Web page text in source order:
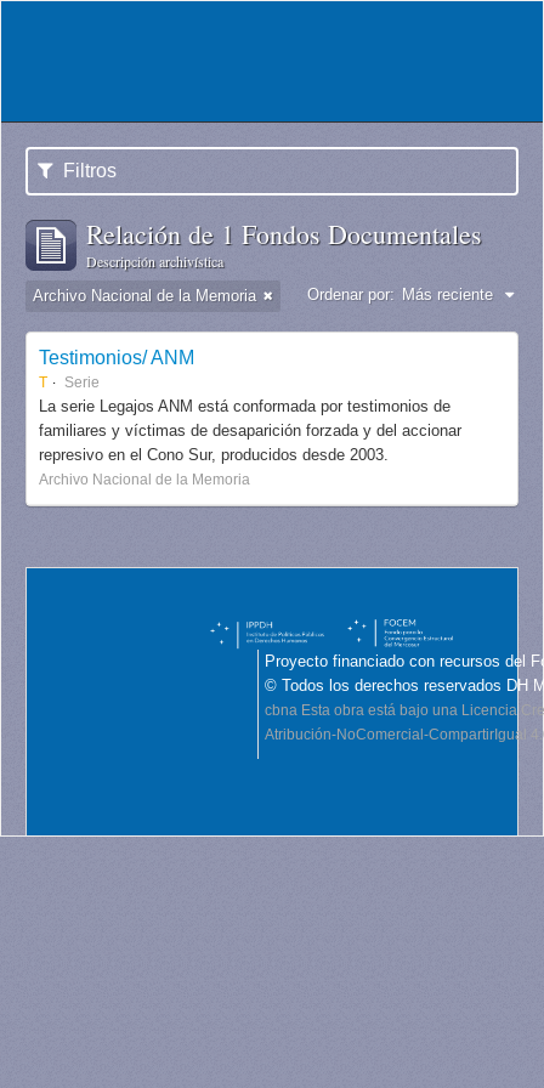
Filtros
Relación de 1 Fondos Documentales
Descripción archivística
Archivo Nacional de la Memoria Ordenar por: Más reciente
Testimonios/ ANM
T Serie
La serie Legajos ANM está conformada por testimonios de
familiares y víctimas de desaparición forzada y del accionar
represivo en el Cono Sur, producidos desde 2003.
Archivo Nacional de la Memoria
Proyecto financiado con recursos del
© Todos los derechos reservados DH
cbna Esta obra está bajo una Licencia
Atribución-NoComercial-CompartirIgual